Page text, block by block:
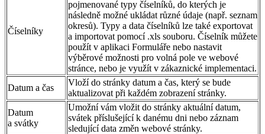
Číselníky
pojmenované typy číselníků, do kterých je
následně možné ukládat různé údaje (např. seznam
okresů). Typy a data číselníků lze také exportovat
a importovat pomocí .xls souboru. Číselník můžete
použít v aplikaci Formuláře nebo nastavit
výběrové možnosti pro volná pole ve webové
stránce, nebo je využít v zákaznické implementaci.
Datum a čas
Vloží do stránky datum a čas, který se bude
aktualizovat při každém zobrazení stránky.
Datum
a svátky
Umožní vám vložit do stránky aktuální datum,
svátek příslušející k danému dni nebo záznam
sledující data změn webové stránky.